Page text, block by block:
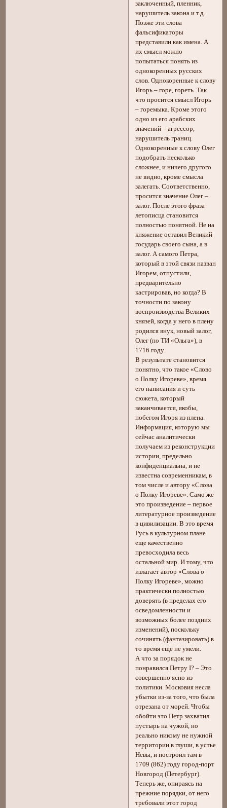
заключенный, пленник,
нарушитель закона и т.д.
Позже эти слова
фальсификаторы
представили как имена. А
их смысл можно
попытаться понять из
однокоренных русских
слов. Однокоренные к слову
Игорь – горе, гореть. Так
что просится смысл Игорь
– горемыка. Кроме этого
одно из его арабских
значений – агрессор,
нарушитель границ.
Однокоренные к слову Олег
подобрать несколько
сложнее, и ничего другого
не видно, кроме смысла
залегать. Соответственно,
просится значение Олег –
залог. После этого фраза
летописца становится
полностью понятной. Не на
княжение оставил Великий
государь своего сына, а в
залог. А самого Петра,
который в этой связи назван
Игорем, отпустили,
предварительно
кастрировав, но когда? В
точности по закону
воспроизводства Великих
князей, когда у него в плену
родился внук, новый залог,
Олег (по ТИ «Ольга»), в
1716 году.
В результате становится
понятно, что такое «Слово
о Полку Игореве», время
его написания и суть
сюжета, который
заканчивается, якобы,
побегом Игоря из плена.
Информация, которую мы
сейчас аналитически
получаем из реконструкции
истории, предельно
конфиденциальна, и не
известна современникам, в
том числе и автору «Слова
о Полку Игореве». Само же
это произведение – первое
литературное произведение
в цивилизации. В это время
Русь в культурном плане
еще качественно
превосходила весь
остальной мир. И тому, что
излагает автор «Слова о
Полку Игореве», можно
практически полностью
доверять (в пределах его
осведомленности и
возможных более поздних
изменений), поскольку
сочинять (фантазировать) в
то время еще не умели.
А что за порядок не
понравился Петру I? – Это
совершенно ясно из
политики. Московия несла
убытки из-за того, что была
отрезана от морей. Чтобы
обойти это Петр захватил
пустырь на чужой, но
реально никому не нужной
территории в глуши, в устье
Невы, и построил там в
1709 (862) году город-порт
Новгород (Петербург).
Теперь же, опираясь на
прежние порядки, от него
требовали этот город